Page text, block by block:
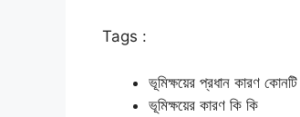
Tags :
ভূমিক্ষয়ের প্রধান কারণ কোনটি
ভূমিক্ষয়ের কারণ কি কি